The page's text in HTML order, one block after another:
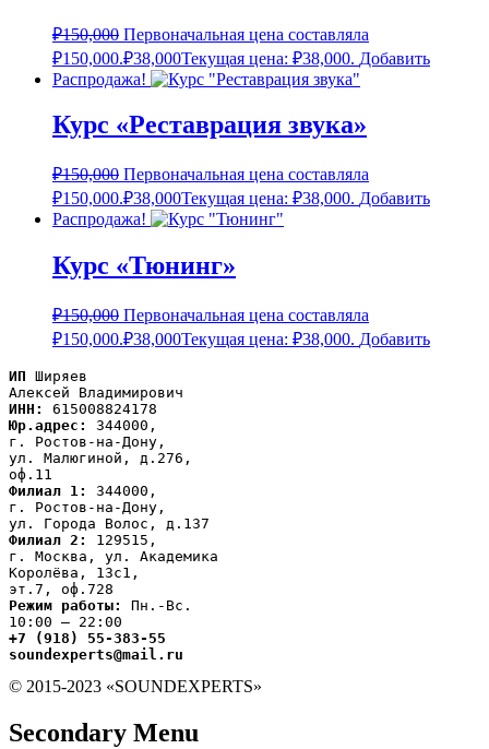
₽150,000 Первоначальная цена составляла
₽150,000.₽38,000Текущая цена: ₽38,000. Добавить
Распродажа!
Курс «Реставрация звука»
₽150,000 Первоначальная цена составляла
₽150,000.₽38,000Текущая цена: ₽38,000. Добавить
Распродажа!
Курс «Тюнинг»
₽150,000 Первоначальная цена составляла
₽150,000.₽38,000Текущая цена: ₽38,000. Добавить
ИП Ширяев
ИНН:
Юр.адрес:
344000,
г. Ростов-на-Дону,
ул. Малюгиной, д.276,
Филиал 1:
344000,
г. Ростов-на-Дону,
Филиал 2:
129515,
г. Москва, ул. Академика
Королёва, 13с1,
Режим работы:
Пн.-Вс.
+7 (918) 55-383-55
soundexperts@mail.ru
© 2015-2023 «SOUNDEXPERTS»
Secondary Menu